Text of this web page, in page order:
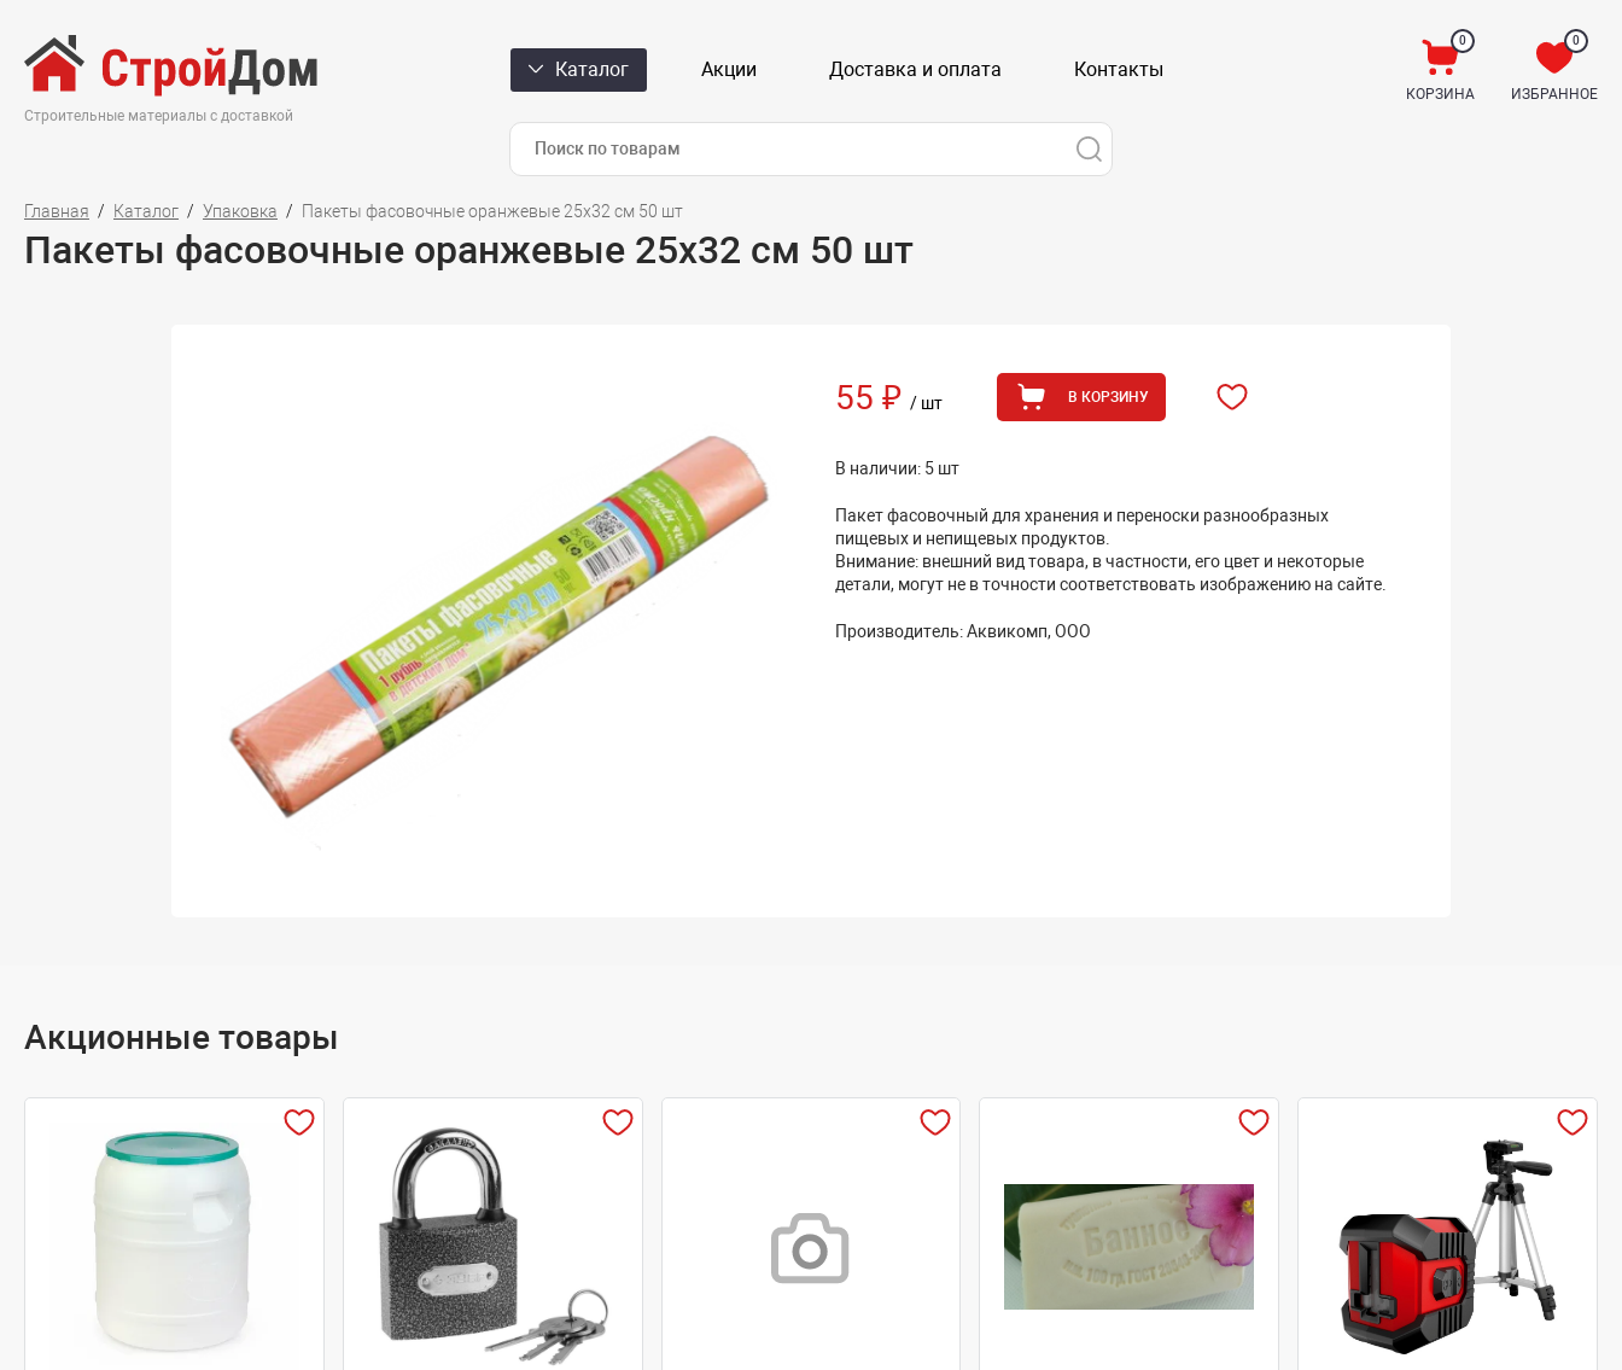
Строительные материалы с доставкой
Каталог Акции Доставка и оплата Контакты
0
КОРЗИНА
0
ИЗБРАННОЕ
Главная Каталог Упаковка Пакеты фасовочные оранжевые 25х32 см 50 шт
Пакеты фасовочные оранжевые 25х32 см 50 шт
55 ₽ / шт В КОРЗИНУ
В наличии: 5 шт
Пакет фасовочный для хранения и переноски разнообразных
пищевых и непищевых продуктов.
Внимание: внешний вид товара, в частности, его цвет и некоторые
детали, могут не в точности соответствовать изображению на сайте.
Производитель: Аквикомп, ООО
Акционные товары